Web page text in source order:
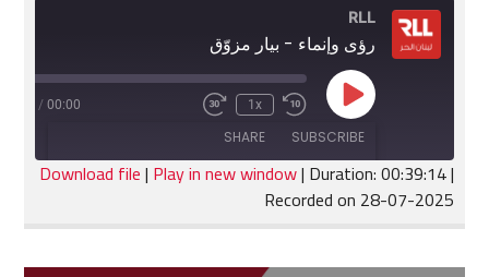
RLL
رؤى وإنماء - بيار مزوّق
Play
Episode
Rewind
10
Seconds
1x
Fast
seconds
00:00
/
SUBSCRIBE
SHARE
RSS FEED
SHARE
Download file| Play in new window| Duration: 00:39:14|
Recorded on 28-07-2025